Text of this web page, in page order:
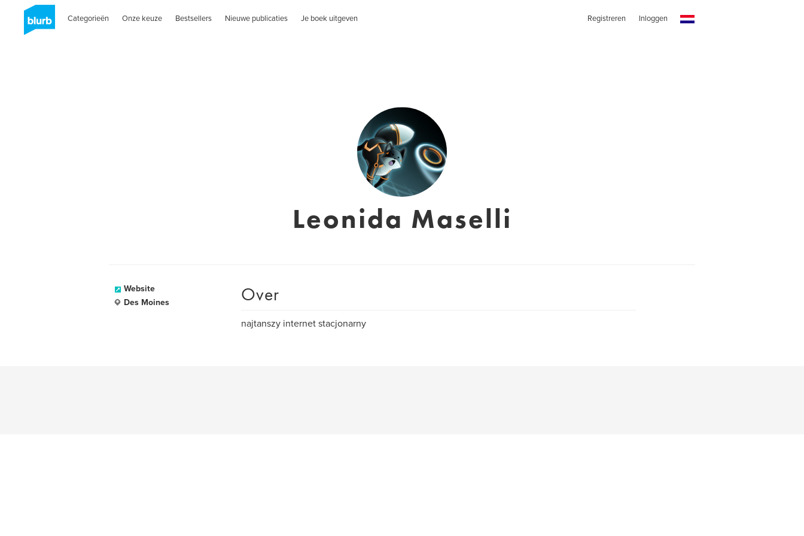
Categorieën Onze keuze Bestsellers Nieuwe publicaties Je boek uitgeven Registreren Inloggen
Leonida Maselli
Website
Des Moines
Over
najtanszy internet stacjonarny